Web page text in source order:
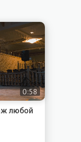
0:58
любой